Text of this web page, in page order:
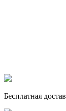
Бесплатная